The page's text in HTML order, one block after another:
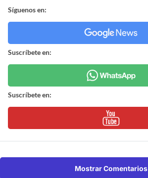
Síguenos en:
Suscríbete en:
Suscríbete en:
Mostrar Comentarios